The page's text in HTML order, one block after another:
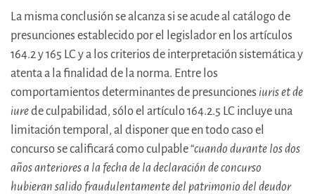
La misma conclusión se alcanza si se acude al catálogo de
presunciones establecido por el legislador en los artículos
164.2 y 165 LC y a los criterios de interpretación sistemática y
atenta a la finalidad de la norma. Entre los
comportamientos determinantes de presunciones iuris et de
iurede culpabilidad, sólo el artículo 164.2.5 LC incluye una
limitación temporal, al disponer que en todo caso el
concurso se calificará como culpable “cuando durante los dos
años anteriores a la fecha de la declaración de concurso
hubieran salido fraudulentamente del patrimonio del deudor